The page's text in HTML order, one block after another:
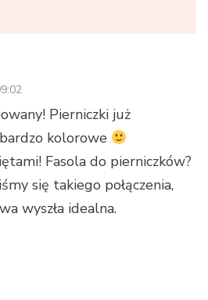
Pierniczki już
kolorowe
Fasola do pierniczków?
się takiego połączenia,
wyszła idealna.